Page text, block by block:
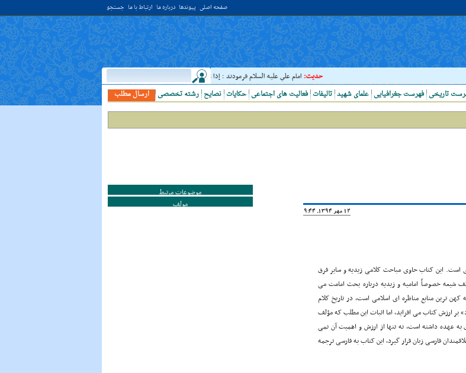
صفحه اصلی پیوندها درباره ما ارتباط با ما جستجو
حدیث:امام علي عليه السلام فرمودند : إذا رَأيتَ عالِما فَکُن لَهُ خادِما ؛ هرگاه دانشمندى ديدى، به او خدمت کن. ( غررالحکم ح ۴۰۴۴ )
ارسال مطلب
رشته تخصصی نصایح حکایات فعالیت های اجتماعی تالیفات علمای شهید فهرست جغرافیایی تاریخی
12 مهر 1394, 19:44
این کتاب حاوی مباحث کلامی زیدیه و سایر فرق
شیعه خصوصاً امامیه و زیدیه درباره بحث امامت می
ترین منابع مناظره ای اسلامی است، در تاریخ کلام
ارزش کتاب می افزاید، اما اثبات این مطلب که مؤلف
آن ابوطالب هارونی است که ریاست فرقه زیدیه شمال ایران را از سال 411 ق به عهده داشته است، نه تنها از ارزش و اهمیت آن نمی
فارسی زبان قرار گیرد، این کتاب به فارسی ترجمه
موضوعات مرتبط
مولف